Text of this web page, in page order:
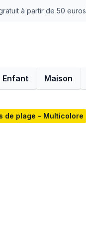
à partir de 50 euros
Enfant Maison
de plage - Multicolore